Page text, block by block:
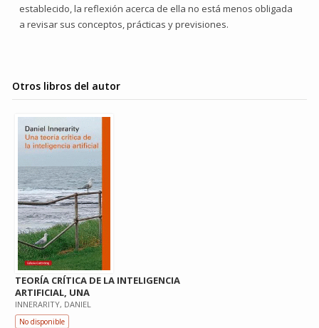
establecido, la reflexión acerca de ella no está menos obligada
a revisar sus conceptos, prácticas y previsiones.
Otros libros del autor
TEORÍA CRÍTICA DE LA INTELIGENCIA
ARTIFICIAL, UNA
INNERARITY, DANIEL
No disponible